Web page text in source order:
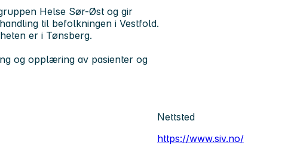
Helse Sør-Øst og gir
til befolkningen i Vestfold.
er i Tønsberg.
og opplæring av pasienter og
Nettsted
https://www.siv.no/